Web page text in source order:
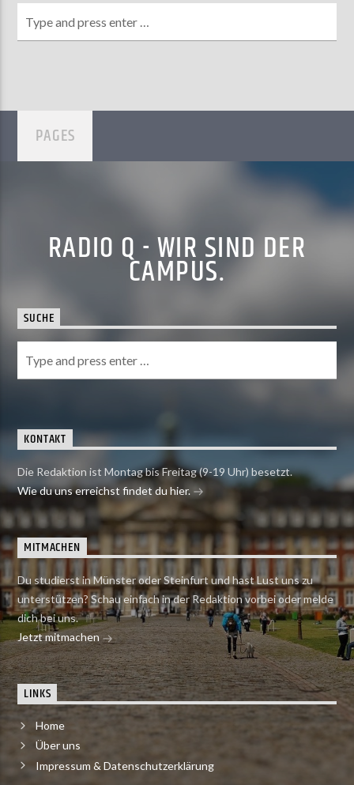
PAGES
RADIO Q - WIR SIND DER
CAMPUS.
SUCHE
KONTAKT
Die Redaktion ist Montag bis Freitag (9-19 Uhr) besetzt.
Wie du uns erreichst findet du hier.
MITMACHEN
Du studierst in Münster oder Steinfurt und hast Lust uns zu
unterstützen? Schau einfach in der Redaktion vorbei oder melde
dich bei uns.
Jetzt mitmachen
LINKS
Home
Über uns
Impressum & Datenschutzerklärung